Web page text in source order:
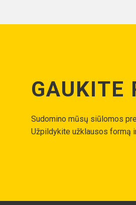
GAUKITE
Sudomino mūsų siūlomos
Užpildykite užklausos formą